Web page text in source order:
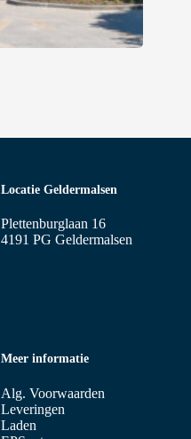
Meer informatie
Alg. Voorwaarden
Leveringen
Laden
Locatie Geldermalsen
Plettenburglaan 16
4191 PG Geldermalsen